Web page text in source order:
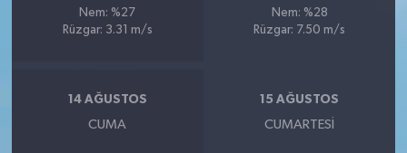
Nem: %27
Rüzgar: 3.31 m/s
Nem: %28
Rüzgar: 7.50 m/s
14 AĞUSTOS
CUMA
15 AĞUSTOS
CUMARTESI